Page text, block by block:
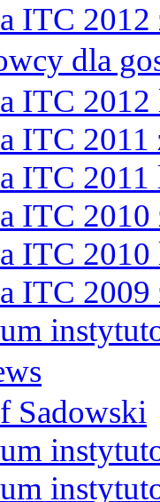
ITC 2012
dla
ITC 2012
ITC 2011
ITC 2011
ITC 2010
ITC 2010
ITC 2009
Sadowski